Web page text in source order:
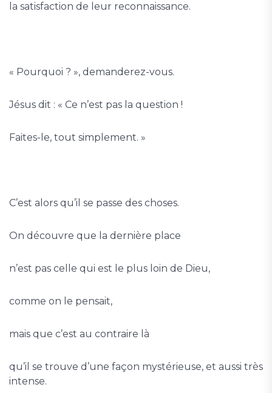
la satisfaction de leur reconnaissance.
« Pourquoi ? », demanderez-vous.
Jésus dit : « Ce n’est pas la question !
Faites-le, tout simplement. »
C’est alors qu’il se passe des choses.
On découvre que la dernière place
n’est pas celle qui est le plus loin de Dieu,
comme on le pensait,
mais que c’est au contraire là
qu’il se trouve d’une façon mystérieuse, et aussi très
intense.